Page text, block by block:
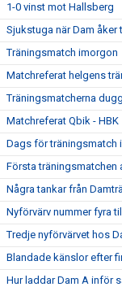
1-0 vinst mot Hallsberg
Sjukstuga när Dam åker
Träningsmatch imorgon
Matchreferat helgens
Träningsmatcherna
Matchreferat Qbik - HBK
Dags för träningsmatch
Första träningsmatchen
Några tankar från
Nyförvärv nummer fyra
Tredje nyförvärvet hos
Blandade känslor efter
Hur laddar Dam A inför